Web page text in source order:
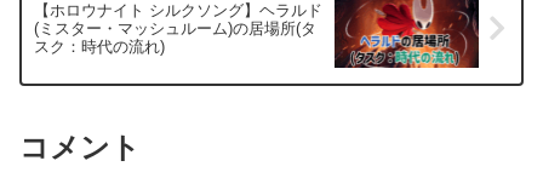
【ホロウナイト シルクソング】ヘラルド
(ミスター・マッシュルーム)の居場所(タ
スク：時代の流れ)
コメント